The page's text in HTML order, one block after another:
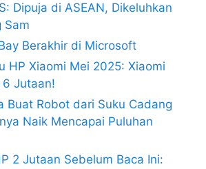
Dipuja di ASEAN, Dikeluhkan
Sam
Berakhir di Microsoft
HP Xiaomi Mei 2025: Xiaomi
6 Jutaan!
Buat Robot dari Suku Cadang
Naik Mencapai Puluhan
2 Jutaan Sebelum Baca Ini: